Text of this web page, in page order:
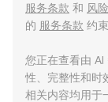
服务条款 和 风
的 服务条款 约束
您正在查看由 AI
性、完整性和时
相关内容均用于